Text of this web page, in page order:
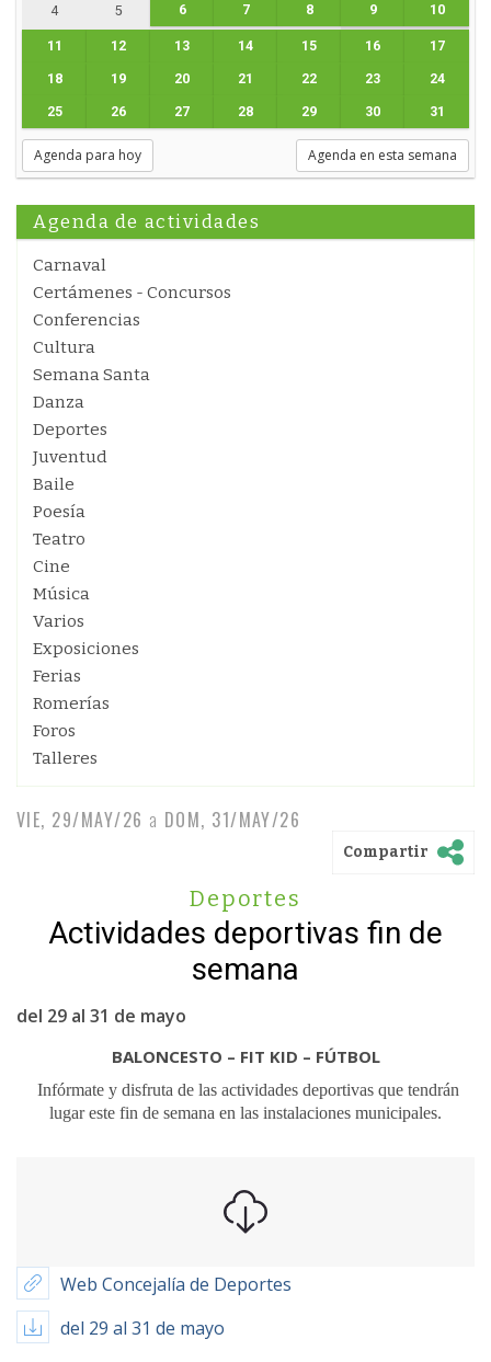
4 5 6 7 8 9 10
11 12 13 14 15 16 17
18 19 20 21 22 23 24
25 26 27 28 29 30 31
Agenda para hoy Agenda en esta semana
Agenda de actividades
Carnaval
Certámenes - Concursos
Conferencias
Cultura
Semana Santa
Danza
Deportes
Juventud
Baile
Poesía
Teatro
Cine
Música
Varios
Exposiciones
Ferias
Romerías
Foros
Talleres
VIE, 29/MAY/26 a DOM, 31/MAY/26
Compartir
Deportes
Actividades deportivas fin de
semana
del 29 al 31 de mayo
BALONCESTO – FIT KID – FÚTBOL
Infórmate y disfruta de las actividades deportivas que tendrán
lugar este fin de semana en las instalaciones municipales.
Web Concejalía de Deportes
del 29 al 31 de mayo